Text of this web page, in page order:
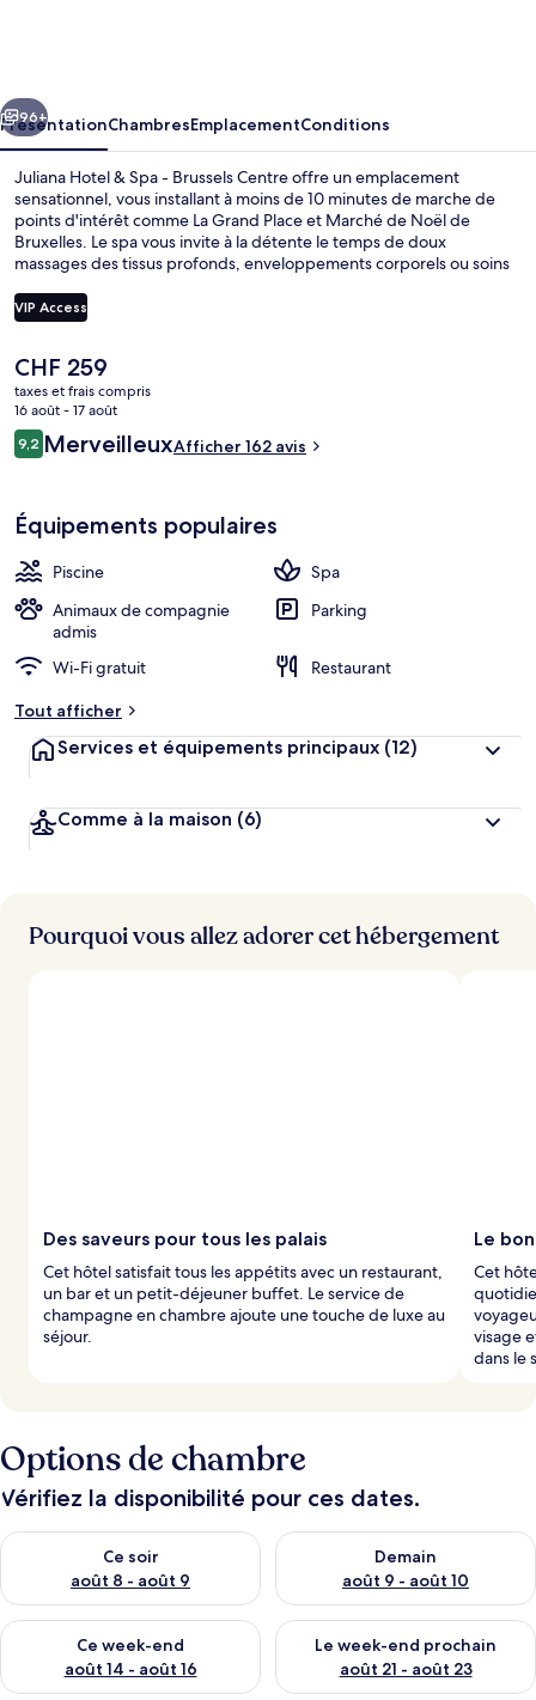
-
Brussels
Centre
Suivant
96+
PrésentationChambresEmplacementConditions
Juliana Hotel & Spa - Brussels Centre offre un emplacement
sensationnel, vous installant à moins de 10 minutes de marche de
points d'intérêt comme La Grand Place et Marché de Noël de
Bruxelles. Le spa vous invite à la détente le temps de doux
massages des tissus profonds, enveloppements corporels ou soins
l'heure du déjeuner et du dîner. Cet hôtel de luxe abrite en outre
une piscine couverte, un bar / salon et une salle de fitness. Les
De Brouckère est à 3 min et Station Rogier, à 7 min.
VIP Access
Le
prix
actuel
est
de
CHF 259
taxes et frais compris
16 août - 17 août
Avis
voyageurs
9,29,2 sur 10
MerveilleuxAfficher 162 avis
Équipements populaires
Piscine
Spa
Animaux de compagnie
admis
Parking
Wi-Fi gratuit
Restaurant
Tout afficher
Services et équipements principaux (12)
Comme à la maison (6)
Pourquoi vous allez adorer cet hébergement
Des saveurs pour tous les palais
Cet hôtel satisfait tous les appétits avec un restaurant,
un bar et un petit-déjeuner buffet. Le service de
champagne en chambre ajoute une touche de luxe au
séjour.
Le
Cet
visage
dans le
Options de chambre
Vérifiez la disponibilité pour ces dates.
Ce soir
août 8 - août 9
Vérifier la disponibilité pour ce soir août 8 - août 9
Demain
août 9 - août 10
Vérifier la disponibilité pour
Ce week-end
août 14 - août 16
Vérifier la disponibilité pour ce week-end août 14 - août 16
Le week-end prochain
août 21 - août 23
Vérifier la disponibilité pour